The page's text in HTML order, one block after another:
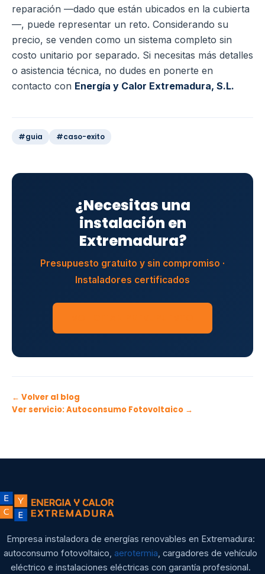
reparación —dado que están ubicados en la cubierta
—, puede representar un reto. Considerando su
precio, se venden como un sistema completo sin
costo unitario por separado. Si necesitas más detalles
o asistencia técnica, no dudes en ponerte en
contacto con Energía y Calor Extremadura, S.L.
#guia #caso-exito
¿Necesitas una
instalación en
Extremadura?
Presupuesto gratuito y sin compromiso ·
Instaladores certificados
← Volver al blog
Ver servicio: Autoconsumo Fotovoltaico →
Empresa instaladora de energías renovables en Extremadura:
autoconsumo fotovoltaico,aerotermia, cargadores de vehículo
eléctrico e instalaciones eléctricas con garantía profesional.